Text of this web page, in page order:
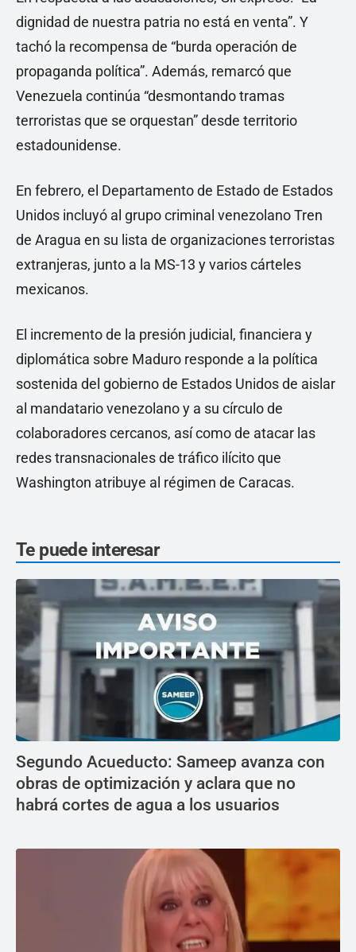
dignidad de nuestra patria no está en venta”. Y
tachó la recompensa de “burda operación de
propaganda política”. Además, remarcó que
Venezuela continúa “desmontando tramas
terroristas que se orquestan” desde territorio
estadounidense.
En febrero, el Departamento de Estado de Estados
Unidos incluyó al grupo criminal venezolano Tren
de Aragua en su lista de organizaciones terroristas
extranjeras, junto a la MS-13 y varios cárteles
mexicanos.
El incremento de la presión judicial, financiera y
diplomática sobre Maduro responde a la política
sostenida del gobierno de Estados Unidos de aislar
al mandatario venezolano y a su círculo de
colaboradores cercanos, así como de atacar las
redes transnacionales de tráfico ilícito que
Washington atribuye al régimen de Caracas.
Te puede interesar
Segundo Acueducto: Sameep avanza con
obras de optimización y aclara que no
habrá cortes de agua a los usuarios